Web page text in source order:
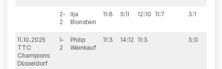
2-
2
Ilja
Blonstein
11:8 5:11 12:10 11:7 3:1
11.10.2025
TTC
Champions
Düsseldorf
1-
2
Philip
Weinkauf
11:3 14:12 11:3 3:0